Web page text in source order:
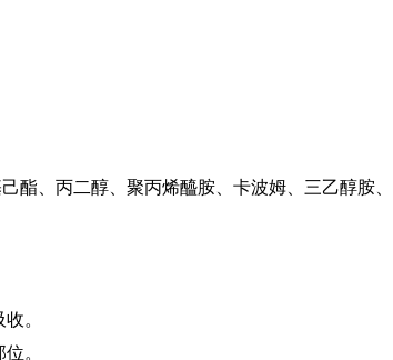
酯、丙二醇、聚丙烯醯胺、卡波姆、三乙醇胺、
。
。